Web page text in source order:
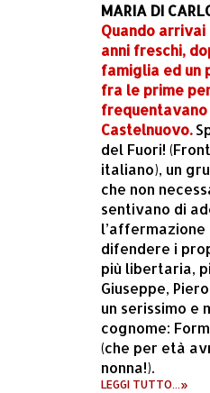
MARIA DI
Quando arrivai
anni freschi,
famiglia ed un
fra le prime
Castelnuovo.
del Fuori!
italiano), un
che non
sentivano di
difendere i
più libertaria,
Giuseppe,
un serissimo e
cognome:
(che per età
nonna!).
LEGGI TUTTO...»